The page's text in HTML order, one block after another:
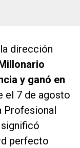
dirección
y ganó en
el 7 de agosto
Profesional
perfecto